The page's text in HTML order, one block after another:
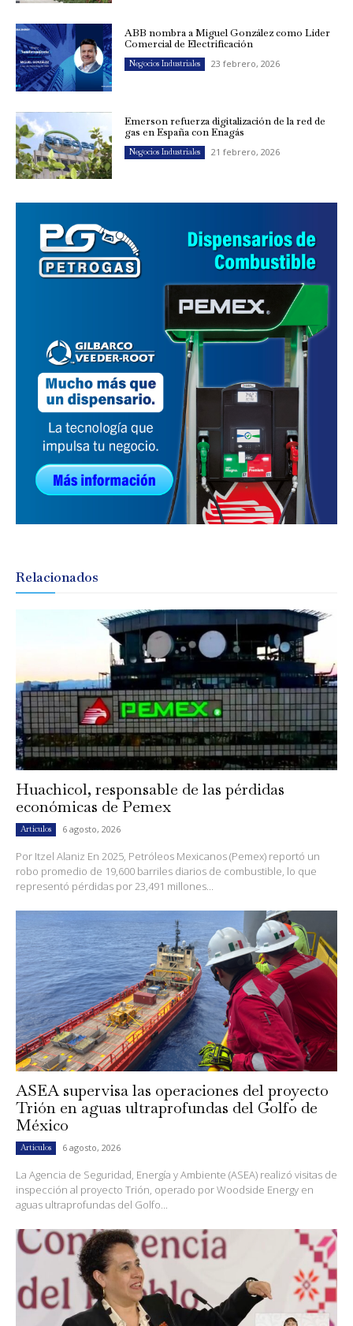
ABB nombra a Miguel González como Líder
Comercial de Electrificación
Negocios Industriales 23 febrero, 2026
Emerson refuerza digitalización de la red de
gas en España con Enagás
Negocios Industriales 21 febrero, 2026
Relacionados
Huachicol, responsable de las pérdidas
económicas de Pemex
Artículos 6 agosto, 2026
Por Itzel Alaniz En 2025, Petróleos Mexicanos (Pemex) reportó un
robo promedio de 19,600 barriles diarios de combustible, lo que
representó pérdidas por 23,491 millones...
ASEA supervisa las operaciones del proyecto
Trión en aguas ultraprofundas del Golfo de
México
Artículos 6 agosto, 2026
La Agencia de Seguridad, Energía y Ambiente (ASEA) realizó visitas de
inspección al proyecto Trión, operado por Woodside Energy en
aguas ultraprofundas del Golfo...